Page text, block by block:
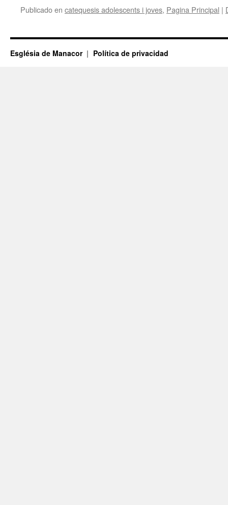
Publicado en catequesis adolescents i joves, Pagina Principal |
Església de Manacor Política de privacidad